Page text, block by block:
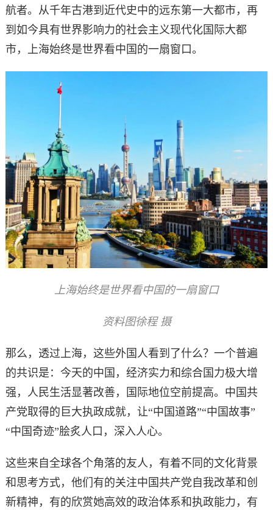
航者。从千年古港到近代史中的远东第一大都市，再
到如今具有世界影响力的社会主义现代化国际大都
市，上海始终是世界看中国的一扇窗口。
上海始终是世界看中国的一扇窗口
资料图徐程 摄
那么，透过上海，这些外国人看到了什么？一个普遍
的共识是：今天的中国，经济实力和综合国力极大增
强，人民生活显著改善，国际地位空前提高。中国共
产党取得的巨大执政成就，让“中国道路”“中国故事”
“中国奇迹”脍炙人口，深入人心。
这些来自全球各个角落的友人，有着不同的文化背景
和思考方式，他们有的关注中国共产党自我改革和创
新精神，有的欣赏她高效的政治体系和执政能力，有